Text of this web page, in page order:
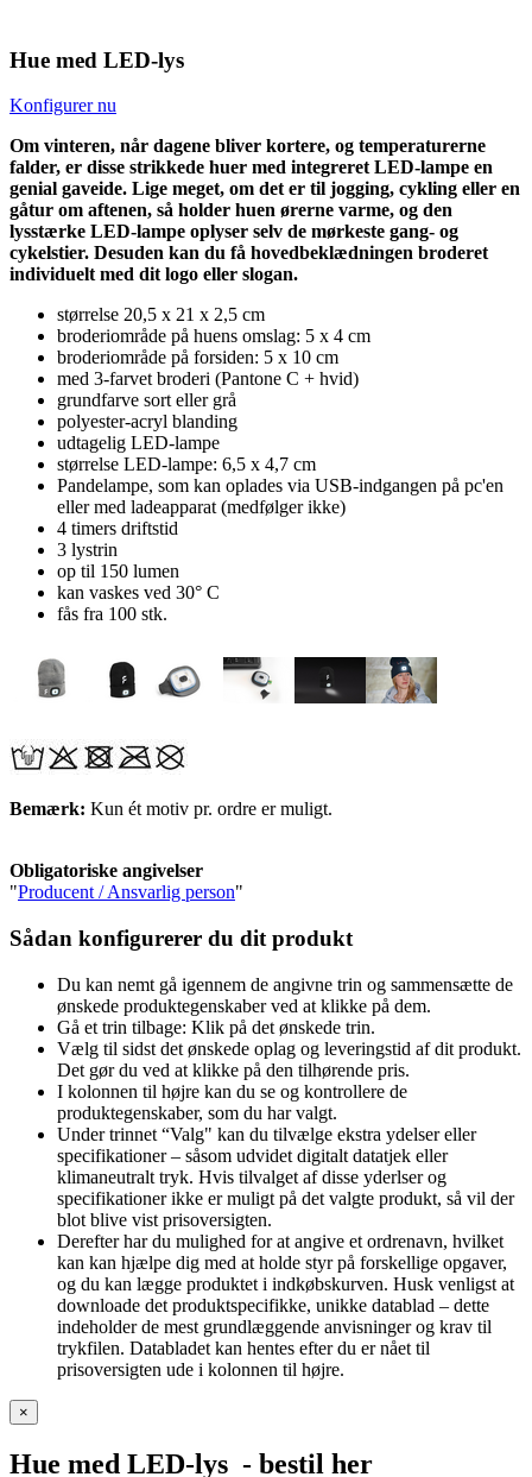
Hue med LED-lys
Konfigurer nu
Om vinteren, når dagene bliver kortere, og temperaturerne
falder, er disse strikkede huer med integreret LED-lampe en
genial gaveide. Lige meget, om det er til jogging, cykling eller en
gåtur om aftenen, så holder huen ørerne varme, og den
lysstærke LED-lampe oplyser selv de mørkeste gang- og
cykelstier. Desuden kan du få hovedbeklædningen broderet
individuelt med dit logo eller slogan.
størrelse 20,5 x 21 x 2,5 cm
broderiområde på huens omslag: 5 x 4 cm
broderiområde på forsiden: 5 x 10 cm
med 3-farvet broderi (Pantone C + hvid)
grundfarve sort eller grå
polyester-acryl blanding
udtagelig LED-lampe
størrelse LED-lampe: 6,5 x 4,7 cm
Pandelampe, som kan oplades via USB-indgangen på pc'en
eller med ladeapparat (medfølger ikke)
4 timers driftstid
3 lystrin
op til 150 lumen
kan vaskes ved 30° C
fås fra 100 stk.
Bemærk: Kun ét motiv pr. ordre er muligt.
Obligatoriske angivelser
"Producent / Ansvarlig person"
Sådan konfigurerer du dit produkt
Du kan nemt gå igennem de angivne trin og sammensætte de
ønskede produktegenskaber ved at klikke på dem.
Gå et trin tilbage: Klik på det ønskede trin.
Vælg til sidst det ønskede oplag og leveringstid af dit produkt.
Det gør du ved at klikke på den tilhørende pris.
I kolonnen til højre kan du se og kontrollere de
produktegenskaber, som du har valgt.
Under trinnet “Valg" kan du tilvælge ekstra ydelser eller
specifikationer – såsom udvidet digitalt datatjek eller
klimaneutralt tryk. Hvis tilvalget af disse yderlser og
specifikationer ikke er muligt på det valgte produkt, så vil der
blot blive vist prisoversigten.
Derefter har du mulighed for at angive et ordrenavn, hvilket
kan kan hjælpe dig med at holde styr på forskellige opgaver,
og du kan lægge produktet i indkøbskurven. Husk venligst at
downloade det produktspecifikke, unikke datablad – dette
indeholder de mest grundlæggende anvisninger og krav til
trykfilen. Databladet kan hentes efter du er nået til
prisoversigten ude i kolonnen til højre.
×
Hue med LED-lys - bestil her